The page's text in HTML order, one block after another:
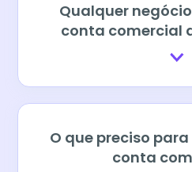
Qualquer
conta comercial
O que preciso
conta